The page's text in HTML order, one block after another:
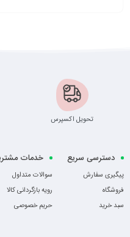
تحویل اکسپرس
دسترسی سریع
پیگیری سفارش
فروشگاه
سبد خرید
خدمات
سوالات متداول
رویه بازگردانی کالا
حریم خصوصی
-